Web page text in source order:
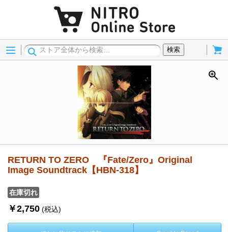
Menu
検索
RETURN TO ZERO 『Fate/Zero』Original
Image Soundtrack【HBN-318】
在庫切れ
￥2,750 (税込)